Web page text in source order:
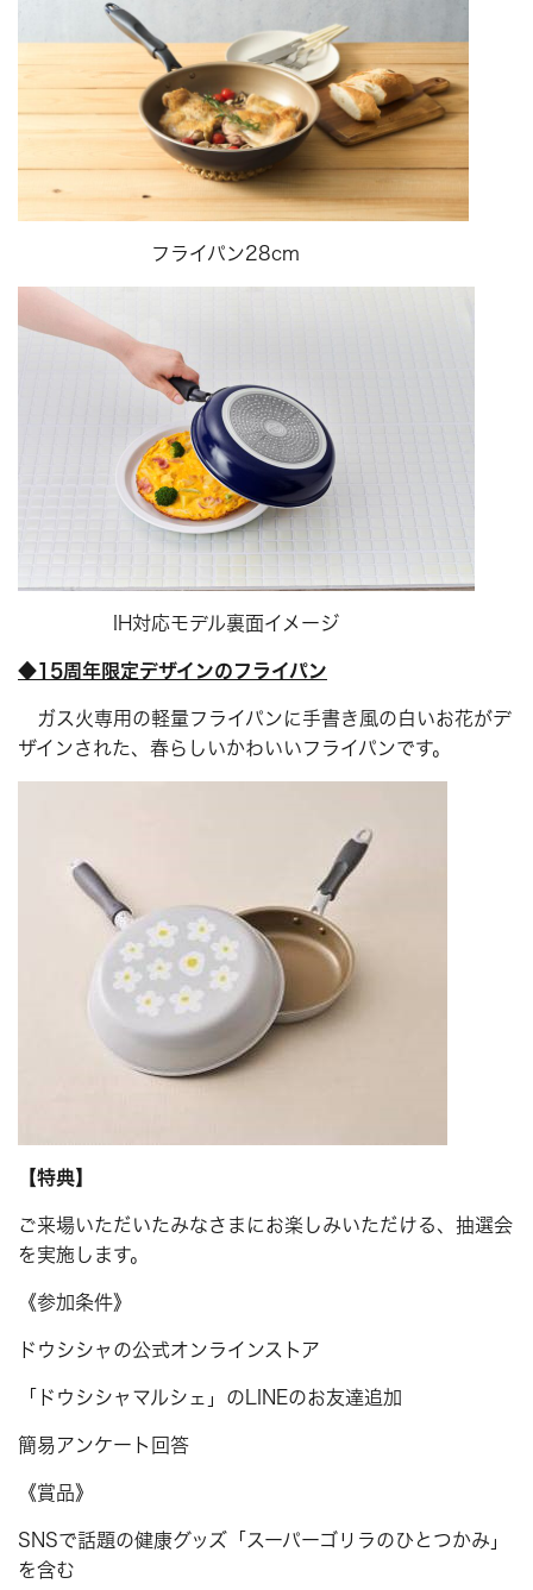
フライパン28cm
IH対応モデル裏面イメージ
◆15周年限定デザインのフライパン
ガス火専用の軽量フライパンに手書き風の白いお花がデ
ザインされた、春らしいかわいいフライパンです。
【特典】
ご来場いただいたみなさまにお楽しみいただける、抽選会
を実施します。
《参加条件》
ドウシシャの公式オンラインストア
「ドウシシャマルシェ」のLINEのお友達追加
簡易アンケート回答
《賞品》
SNSで話題の健康グッズ「スーパーゴリラのひとつかみ」
を含む